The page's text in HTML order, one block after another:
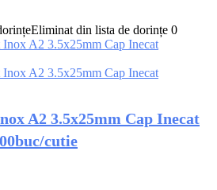
Eliminat din lista de dorințe 0
A2 3.5x25mm Cap Inecat
cutie